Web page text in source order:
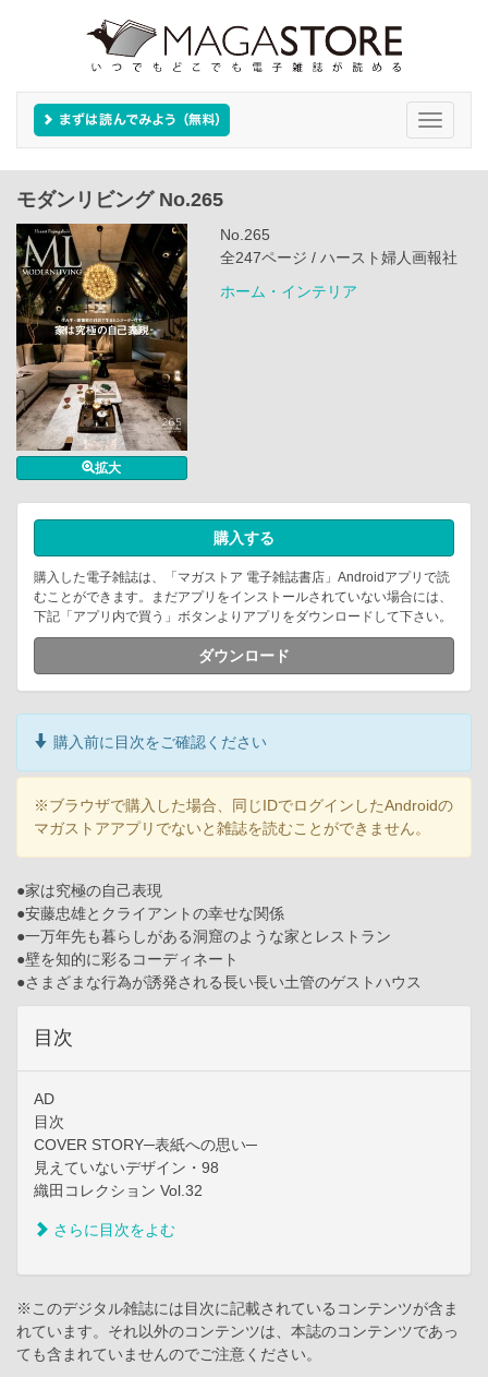
Toggle
モダンリビング No.265
拡大
No.265
全247ページ / ハースト婦人画報社
ホーム・インテリア
購入する
購入した電子雑誌は、「マガストア 電子雑誌書店」Androidアプリで読
むことができます。まだアプリをインストールされていない場合には、
下記「アプリ内で買う」ボタンよりアプリをダウンロードして下さい。
ダウンロード
購入前に目次をご確認ください
※ブラウザで購入した場合、同じIDでログインしたAndroidの
マガストアアプリでないと雑誌を読むことができません。
●家は究極の自己表現
●安藤忠雄とクライアントの幸せな関係
●一万年先も暮らしがある洞窟のような家とレストラン
●壁を知的に彩るコーディネート
●さまざまな行為が誘発される長い長い土管のゲストハウス
目次
AD
目次
COVER STORY─表紙への思い─
見えていないデザイン・98
織田コレクション Vol.32
さらに目次をよむ
※このデジタル雑誌には目次に記載されているコンテンツが含ま
れています。それ以外のコンテンツは、本誌のコンテンツであっ
ても含まれていませんのでご注意ください。